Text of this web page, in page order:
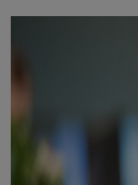
ruchu na stronach,
wykorzystują
Partnerzy, którzy
Cookies to dane
Twoim urządzeniu
które przeglądarka
stronę z tego
Szczegółową
o tym jak zmienić
funkcjonowanie